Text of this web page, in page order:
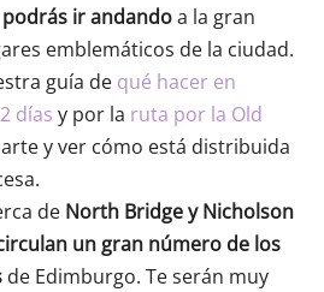
podrás ir andandoa la gran
emblemáticos de la ciudad.
guía de qué hacer en
días y por la ruta por la Old
y ver cómo está distribuida
de North Bridge y Nicholson
un gran número de los
de Edimburgo. Te serán muy